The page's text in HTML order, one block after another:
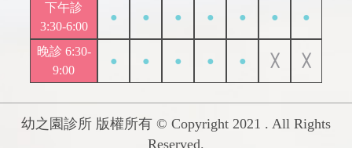
下午診
3:30-6:00
● ● ● ● ● ● ●
晚診 6:30-
9:00
● ● ● ● ● ╳ ╳
幼之園診所 版權所有 © Copyright 2021 . All Rights
Reserved.